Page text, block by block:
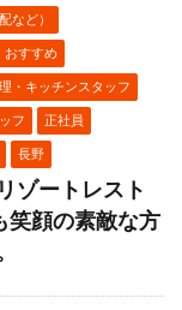
など）
おすすめ
・キッチンスタッフ
フ 正社員
長野
ゾートレスト
笑顔の素敵な方